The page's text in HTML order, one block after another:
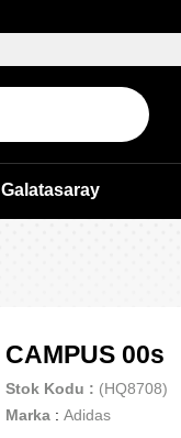
Galatasaray
CAMPUS 00s
Stok Kodu
(HQ8708)
Marka : Adidas